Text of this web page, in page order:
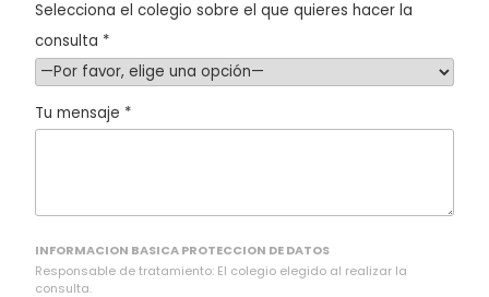
Selecciona el colegio sobre el que quieres hacer la
consulta *
Tu mensaje *
INFORMACION BASICA PROTECCION DE DATOS
Responsable de tratamiento: El colegio elegido al realizar la
consulta.